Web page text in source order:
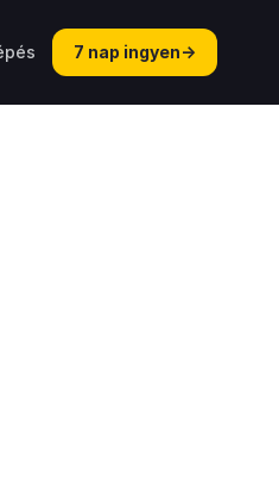
7 nap ingyen→